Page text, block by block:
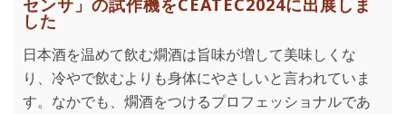
センサ」の試作機をCEATEC2024に出展しま
した
日本酒を温めて飲む燗酒は旨味が増して美味しくな
り、冷やで飲むよりも身体にやさしいと言われていま
す。なかでも、燗酒をつけるプロフェッショナルであ